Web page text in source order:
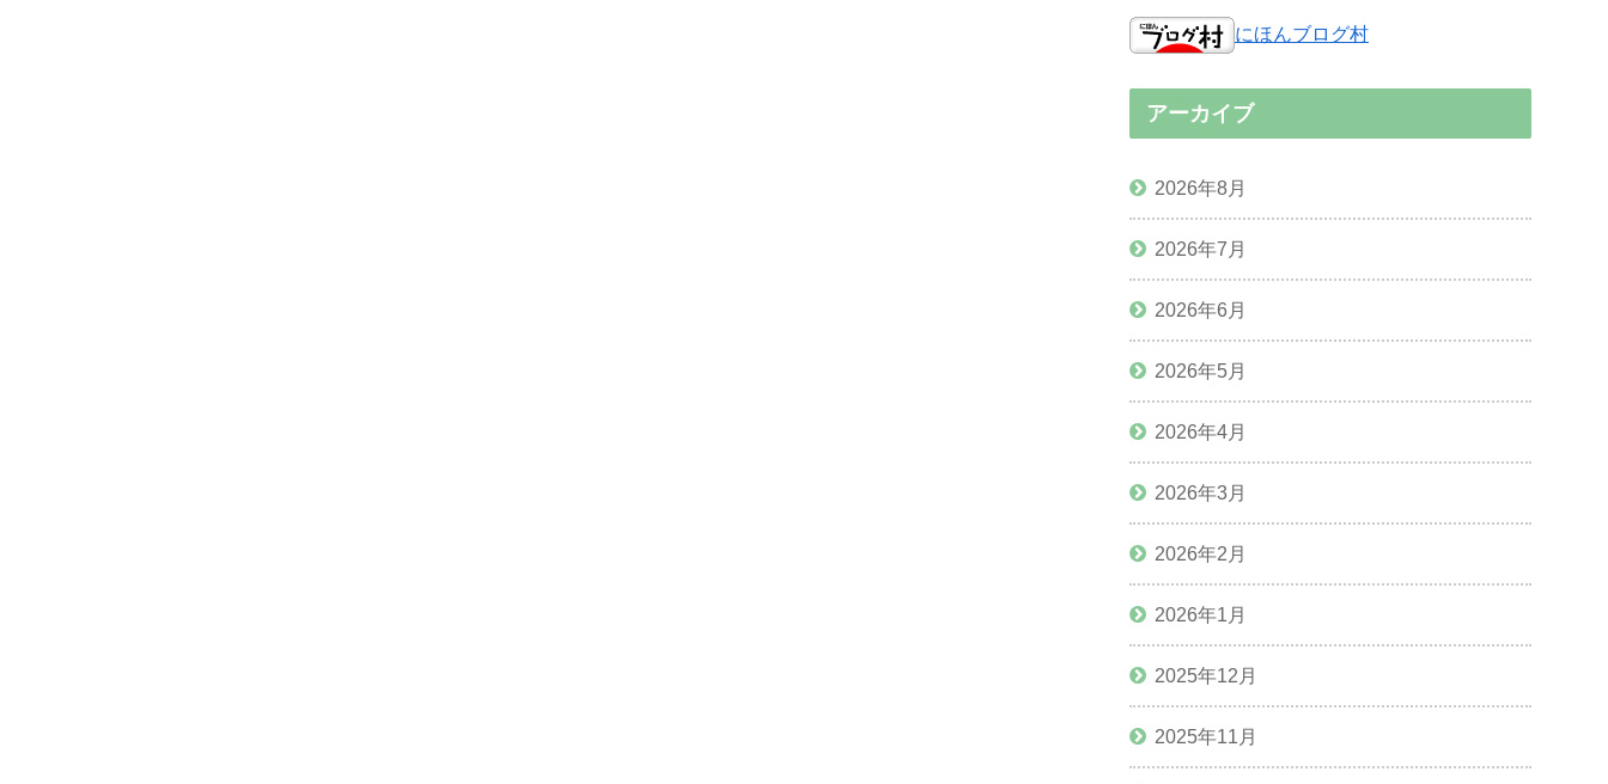
にほんブログ村
アーカイブ
2026年8月
2026年7月
2026年6月
2026年5月
2026年4月
2026年3月
2026年2月
2026年1月
2025年12月
2025年11月